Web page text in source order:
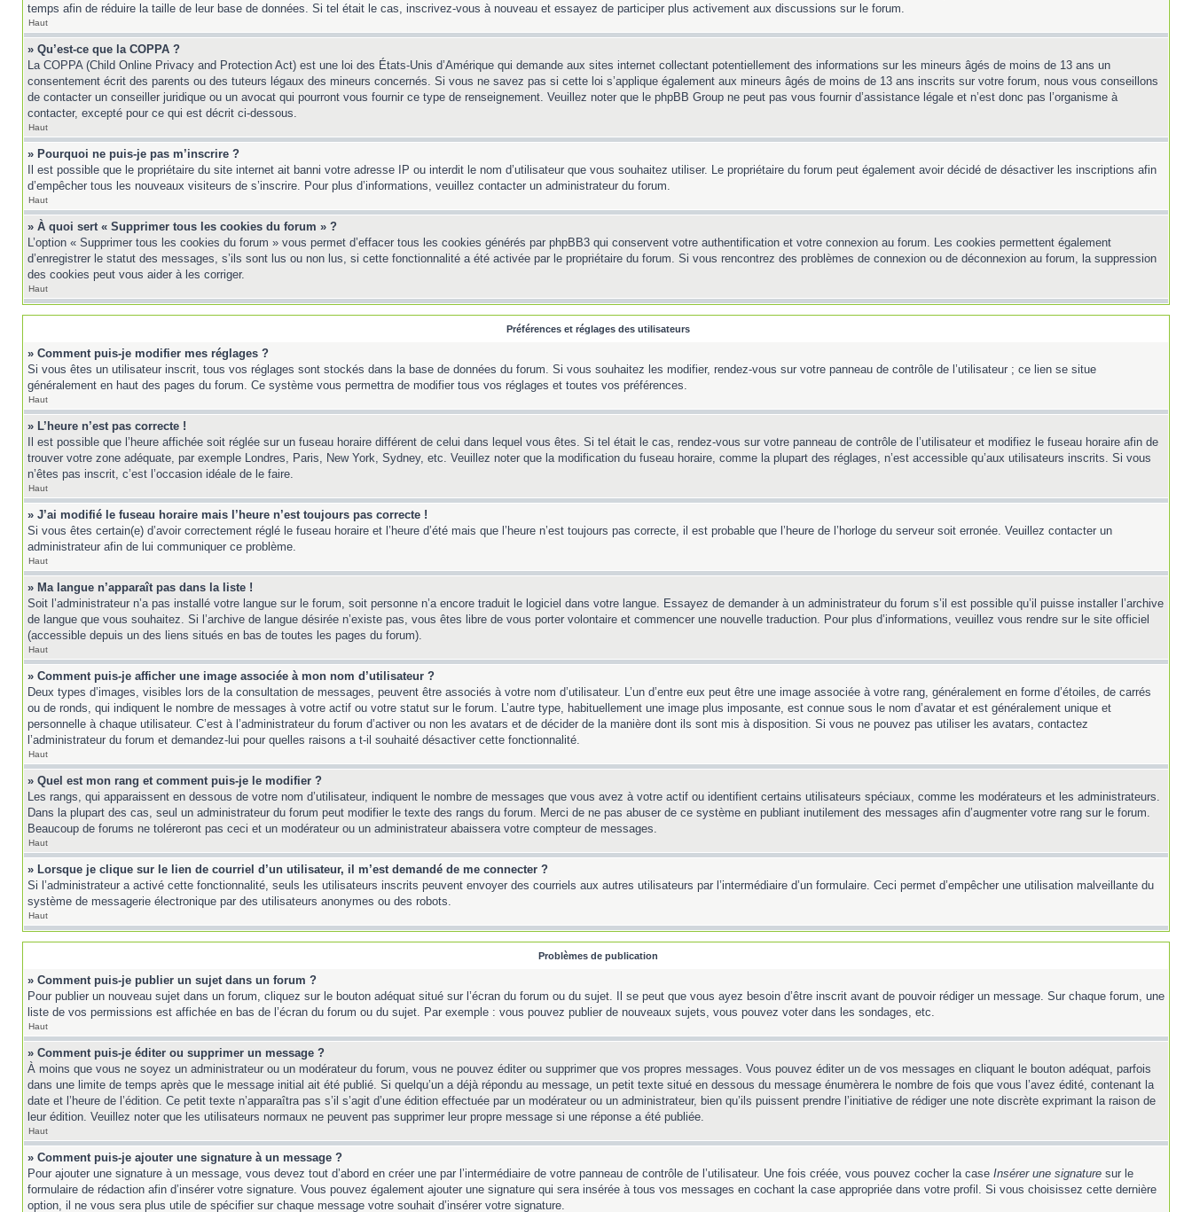
temps afin de réduire la taille de leur base de données. Si tel était le cas, inscrivez-vous à nouveau et essayez de participer plus activement aux discussions sur le forum.
Haut
» Qu’est-ce que la COPPA ?
La COPPA (Child Online Privacy and Protection Act) est une loi des États-Unis d’Amérique qui demande aux sites internet collectant potentiellement des informations sur les mineurs âgés de moins de 13 ans un
consentement écrit des parents ou des tuteurs légaux des mineurs concernés. Si vous ne savez pas si cette loi s’applique également aux mineurs âgés de moins de 13 ans inscrits sur votre forum, nous vous conseillons
de contacter un conseiller juridique ou un avocat qui pourront vous fournir ce type de renseignement. Veuillez noter que le phpBB Group ne peut pas vous fournir d’assistance légale et n’est donc pas l’organisme à
contacter, excepté pour ce qui est décrit ci-dessous.
Haut
» Pourquoi ne puis-je pas m’inscrire ?
Il est possible que le propriétaire du site internet ait banni votre adresse IP ou interdit le nom d’utilisateur que vous souhaitez utiliser. Le propriétaire du forum peut également avoir décidé de désactiver les inscriptions afin
d’empêcher tous les nouveaux visiteurs de s’inscrire. Pour plus d’informations, veuillez contacter un administrateur du forum.
Haut
» À quoi sert « Supprimer tous les cookies du forum » ?
L’option « Supprimer tous les cookies du forum » vous permet d’effacer tous les cookies générés par phpBB3 qui conservent votre authentification et votre connexion au forum. Les cookies permettent également
d’enregistrer le statut des messages, s’ils sont lus ou non lus, si cette fonctionnalité a été activée par le propriétaire du forum. Si vous rencontrez des problèmes de connexion ou de déconnexion au forum, la suppression
des cookies peut vous aider à les corriger.
Haut
Préférences et réglages des utilisateurs
» Comment puis-je modifier mes réglages ?
Si vous êtes un utilisateur inscrit, tous vos réglages sont stockés dans la base de données du forum. Si vous souhaitez les modifier, rendez-vous sur votre panneau de contrôle de l’utilisateur ; ce lien se situe
généralement en haut des pages du forum. Ce système vous permettra de modifier tous vos réglages et toutes vos préférences.
Haut
» L’heure n’est pas correcte !
Il est possible que l’heure affichée soit réglée sur un fuseau horaire différent de celui dans lequel vous êtes. Si tel était le cas, rendez-vous sur votre panneau de contrôle de l’utilisateur et modifiez le fuseau horaire afin de
trouver votre zone adéquate, par exemple Londres, Paris, New York, Sydney, etc. Veuillez noter que la modification du fuseau horaire, comme la plupart des réglages, n’est accessible qu’aux utilisateurs inscrits. Si vous
n’êtes pas inscrit, c’est l’occasion idéale de le faire.
Haut
» J’ai modifié le fuseau horaire mais l’heure n’est toujours pas correcte !
Si vous êtes certain(e) d’avoir correctement réglé le fuseau horaire et l’heure d’été mais que l’heure n’est toujours pas correcte, il est probable que l’heure de l’horloge du serveur soit erronée. Veuillez contacter un
administrateur afin de lui communiquer ce problème.
Haut
» Ma langue n’apparaît pas dans la liste !
Soit l’administrateur n’a pas installé votre langue sur le forum, soit personne n’a encore traduit le logiciel dans votre langue. Essayez de demander à un administrateur du forum s’il est possible qu’il puisse installer l’archive
de langue que vous souhaitez. Si l’archive de langue désirée n’existe pas, vous êtes libre de vous porter volontaire et commencer une nouvelle traduction. Pour plus d’informations, veuillez vous rendre sur le site officiel
(accessible depuis un des liens situés en bas de toutes les pages du forum).
Haut
» Comment puis-je afficher une image associée à mon nom d’utilisateur ?
Deux types d’images, visibles lors de la consultation de messages, peuvent être associés à votre nom d’utilisateur. L’un d’entre eux peut être une image associée à votre rang, généralement en forme d’étoiles, de carrés
ou de ronds, qui indiquent le nombre de messages à votre actif ou votre statut sur le forum. L’autre type, habituellement une image plus imposante, est connue sous le nom d’avatar et est généralement unique et
personnelle à chaque utilisateur. C’est à l’administrateur du forum d’activer ou non les avatars et de décider de la manière dont ils sont mis à disposition. Si vous ne pouvez pas utiliser les avatars, contactez
l’administrateur du forum et demandez-lui pour quelles raisons a t-il souhaité désactiver cette fonctionnalité.
Haut
» Quel est mon rang et comment puis-je le modifier ?
Les rangs, qui apparaissent en dessous de votre nom d’utilisateur, indiquent le nombre de messages que vous avez à votre actif ou identifient certains utilisateurs spéciaux, comme les modérateurs et les administrateurs.
Dans la plupart des cas, seul un administrateur du forum peut modifier le texte des rangs du forum. Merci de ne pas abuser de ce système en publiant inutilement des messages afin d’augmenter votre rang sur le forum.
Beaucoup de forums ne toléreront pas ceci et un modérateur ou un administrateur abaissera votre compteur de messages.
Haut
» Lorsque je clique sur le lien de courriel d’un utilisateur, il m’est demandé de me connecter ?
Si l’administrateur a activé cette fonctionnalité, seuls les utilisateurs inscrits peuvent envoyer des courriels aux autres utilisateurs par l’intermédiaire d’un formulaire. Ceci permet d’empêcher une utilisation malveillante du
système de messagerie électronique par des utilisateurs anonymes ou des robots.
Haut
Problèmes de publication
» Comment puis-je publier un sujet dans un forum ?
Pour publier un nouveau sujet dans un forum, cliquez sur le bouton adéquat situé sur l’écran du forum ou du sujet. Il se peut que vous ayez besoin d’être inscrit avant de pouvoir rédiger un message. Sur chaque forum, une
liste de vos permissions est affichée en bas de l’écran du forum ou du sujet. Par exemple : vous pouvez publier de nouveaux sujets, vous pouvez voter dans les sondages, etc.
Haut
» Comment puis-je éditer ou supprimer un message ?
À moins que vous ne soyez un administrateur ou un modérateur du forum, vous ne pouvez éditer ou supprimer que vos propres messages. Vous pouvez éditer un de vos messages en cliquant le bouton adéquat, parfois
dans une limite de temps après que le message initial ait été publié. Si quelqu’un a déjà répondu au message, un petit texte situé en dessous du message énumèrera le nombre de fois que vous l’avez édité, contenant la
date et l’heure de l’édition. Ce petit texte n’apparaîtra pas s’il s’agit d’une édition effectuée par un modérateur ou un administrateur, bien qu’ils puissent prendre l’initiative de rédiger une note discrète exprimant la raison de
leur édition. Veuillez noter que les utilisateurs normaux ne peuvent pas supprimer leur propre message si une réponse a été publiée.
Haut
» Comment puis-je ajouter une signature à un message ?
Pour ajouter une signature à un message, vous devez tout d’abord en créer une par l’intermédiaire de votre panneau de contrôle de l’utilisateur. Une fois créée, vous pouvez cocher la case Insérer une signature sur le
formulaire de rédaction afin d’insérer votre signature. Vous pouvez également ajouter une signature qui sera insérée à tous vos messages en cochant la case appropriée dans votre profil. Si vous choisissez cette dernière
option, il ne vous sera plus utile de spécifier sur chaque message votre souhait d’insérer votre signature.